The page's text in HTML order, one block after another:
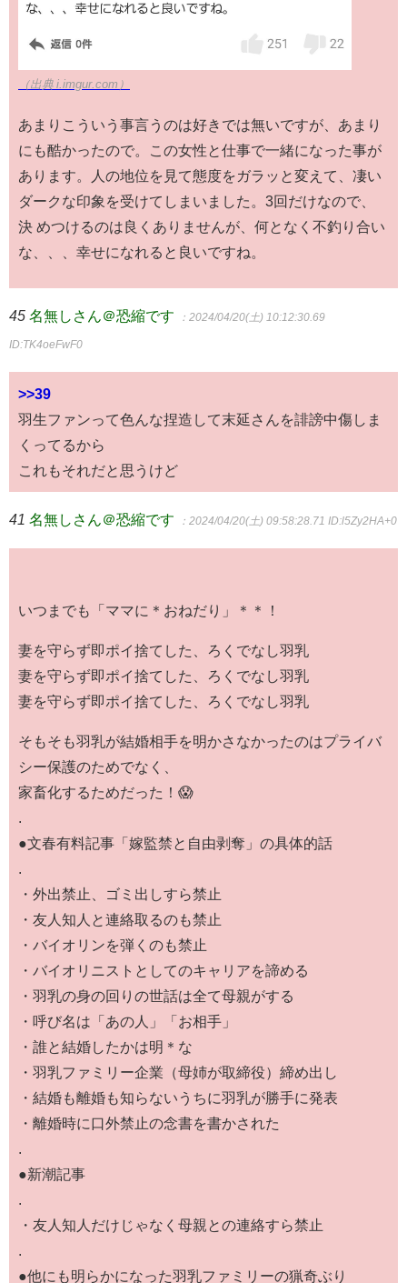
（出典 i.imgur.com）
あまりこういう事言うのは好きでは無いですが、あまり
にも酷かったので。この女性と仕事で一緒になった事が
あります。人の地位を見て態度をガラッと変えて、凄い
ダークな印象を受けてしまいました。3回だけなので、
決 めつけるのは良くありませんが、何となく不釣り合い
な、、、幸せになれると良いですね。
45 名無しさん＠恐縮です ：2024/04/20(土) 10:12:30.69
ID:TK4oeFwF0
>>39
羽生ファンって色んな捏造して末延さんを誹謗中傷しま
くってるから
これもそれだと思うけど
41 名無しさん＠恐縮です ：2024/04/20(土) 09:58:28.71 ID:l5Zy2HA+0
いつまでも「ママに＊おねだり」＊＊！
妻を守らず即ポイ捨てした、ろくでなし羽乳
妻を守らず即ポイ捨てした、ろくでなし羽乳
妻を守らず即ポイ捨てした、ろくでなし羽乳
そもそも羽乳が結婚相手を明かさなかったのはプライバ
シー保護のためでなく、
家畜化するためだった！😱
●文春有料記事「嫁監禁と自由剥奪」の具体的話
・外出禁止、ゴミ出しすら禁止
・友人知人と連絡取るのも禁止
・バイオリンを弾くのも禁止
・バイオリニストとしてのキャリアを諦める
・羽乳の身の回りの世話は全て母親がする
・呼び名は「あの人」「お相手」
・誰と結婚したかは明＊な
・羽乳ファミリー企業（母姉が取締役）締め出し
・結婚も離婚も知らないうちに羽乳が勝手に発表
・離婚時に口外禁止の念書を書かされた
●新潮記事
・友人知人だけじゃなく母親との連絡すら禁止
●他にも明らかになった羽乳ファミリーの猟奇ぶり